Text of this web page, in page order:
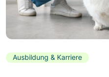
Ausbildung & Karriere